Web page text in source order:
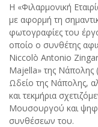
Η «Φιλαρμονική
με αφορμή τη
φωτογραφίες του
οποίο ο συνθέτης
Niccolò Antonio
Majella» της Νάπολης
Ωδείο της Νάπολης,
και τεκμήρια
Μουσουργού και
συνθέσεων του.